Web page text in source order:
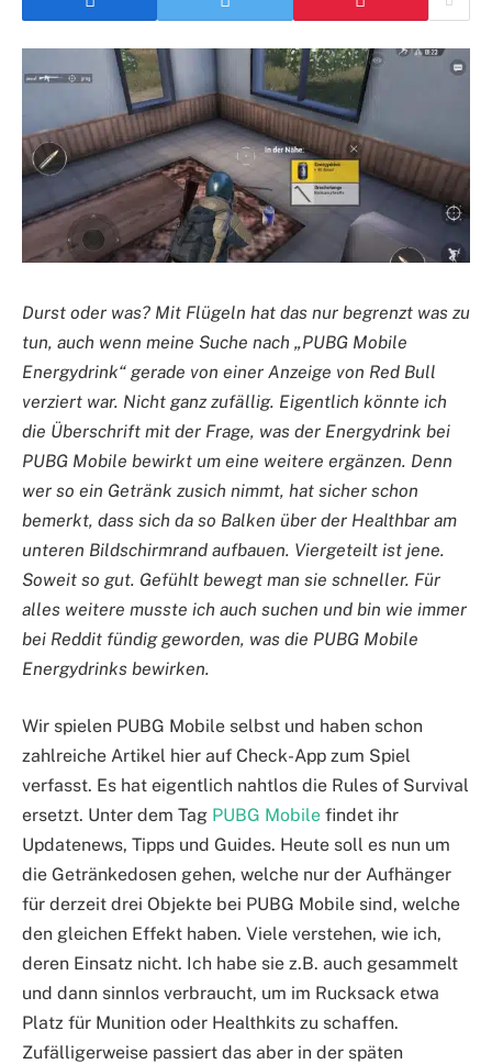
Durst oder was? Mit Flügeln hat das nur begrenzt was zu
tun, auch wenn meine Suche nach „PUBG Mobile
Energydrink“ gerade von einer Anzeige von Red Bull
verziert war. Nicht ganz zufällig. Eigentlich könnte ich
die Überschrift mit der Frage, was der Energydrink bei
PUBG Mobile bewirkt um eine weitere ergänzen. Denn
wer so ein Getränk zusich nimmt, hat sicher schon
bemerkt, dass sich da so Balken über der Healthbar am
unteren Bildschirmrand aufbauen. Viergeteilt ist jene.
Soweit so gut. Gefühlt bewegt man sie schneller. Für
alles weitere musste ich auch suchen und bin wie immer
bei Reddit fündig geworden, was die PUBG Mobile
Energydrinks bewirken.
Wir spielen PUBG Mobile selbst und haben schon
zahlreiche Artikel hier auf Check-App zum Spiel
verfasst. Es hat eigentlich nahtlos die Rules of Survival
ersetzt. Unter dem Tag PUBG Mobile findet ihr
Updatenews, Tipps und Guides. Heute soll es nun um
die Getränkedosen gehen, welche nur der Aufhänger
für derzeit drei Objekte bei PUBG Mobile sind, welche
den gleichen Effekt haben. Viele verstehen, wie ich,
deren Einsatz nicht. Ich habe sie z.B. auch gesammelt
und dann sinnlos verbraucht, um im Rucksack etwa
Platz für Munition oder Healthkits zu schaffen.
Zufälligerweise passiert das aber in der späten